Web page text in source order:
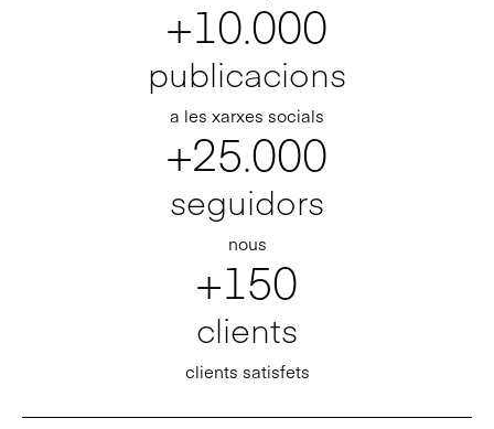
+10.000
publicacions
a les xarxes socials
+25.000
seguidors
nous
+150
clients
clients satisfets